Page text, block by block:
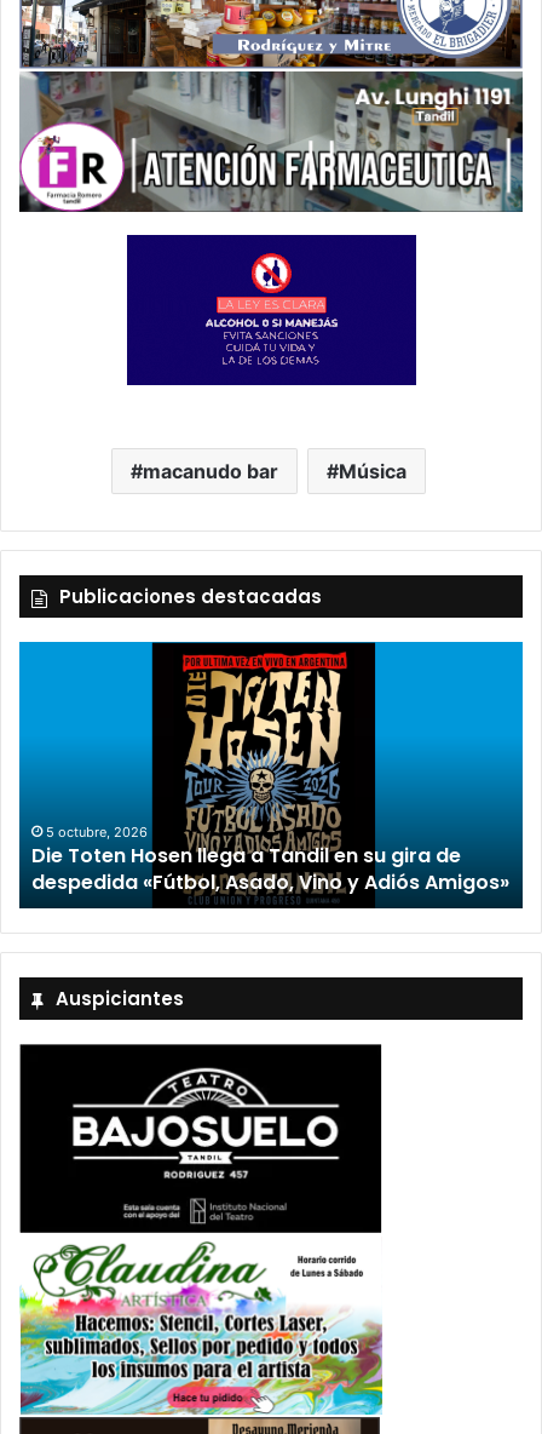
macanudo bar Música
Publicaciones destacadas
“TIRRIA” llega a Tandil con un elenco de lujo
encabezado por Capusotto, Spregelburd y
Stefani
Auspiciantes